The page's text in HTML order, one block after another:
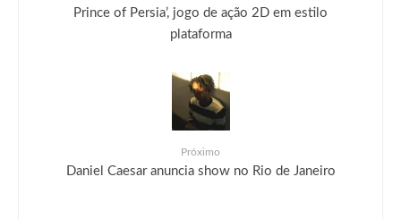
Prince of Persia’, jogo de ação 2D em estilo
plataforma
Próximo
Daniel Caesar anuncia show no Rio de Janeiro